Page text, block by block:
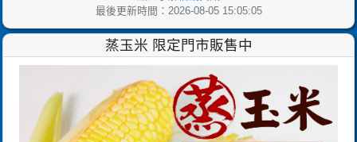
最後更新時間：2026-08-05 15:05:05
蒸玉米 限定門市販售中